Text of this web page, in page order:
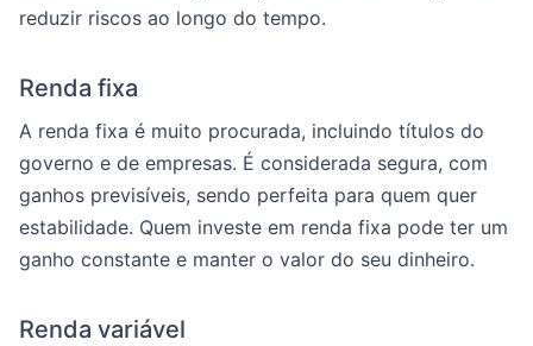
reduzir riscos ao longo do tempo.
Renda fixa
A renda fixa é muito procurada, incluindo títulos do
governo e de empresas. É considerada segura, com
ganhos previsíveis, sendo perfeita para quem quer
estabilidade. Quem investe em renda fixa pode ter um
ganho constante e manter o valor do seu dinheiro.
Renda variável